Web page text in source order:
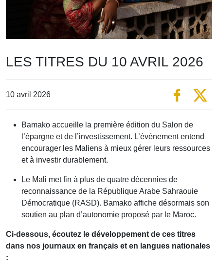
LES TITRES DU 10 AVRIL 2026
10 avril 2026
Bamako accueille la première édition du Salon de
l’épargne et de l’investissement. L’événement entend
encourager les Maliens à mieux gérer leurs ressources
et à investir durablement.
Le Mali met fin à plus de quatre décennies de
reconnaissance de la République Arabe Sahraouie
Démocratique (RASD). Bamako affiche désormais son
soutien au plan d’autonomie proposé par le Maroc.
Ci-dessous, écoutez le développement de ces titres
dans nos journaux en français et en langues nationales
: